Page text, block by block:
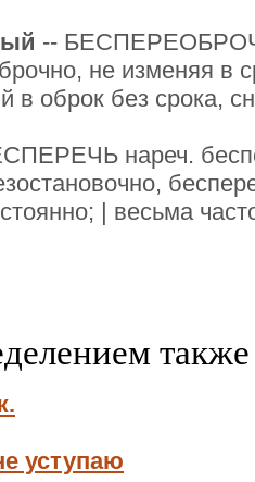
--
не изменяя в
в оброк без срока,
нареч.
| весьма
уступаю